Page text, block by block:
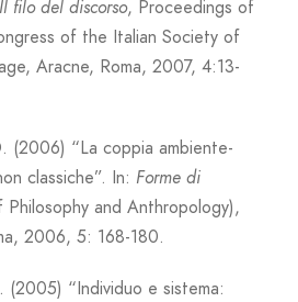
Il filo del discorso, Proceedings of
of the Italian Society of
Aracne, Roma, 2007, 4:13-
“La coppia ambiente-
classiche”. In: Forme di
Philosophy and Anthropology),
2006, 5: 168-180.
“Individuo e sistema: